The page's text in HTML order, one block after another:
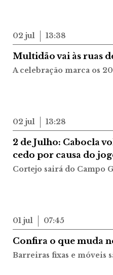
02 jul 13:38
Multidão vai às ruas
A celebração marca os
02 jul 13:28
2 de Julho: Cabocla
cedo por causa do
Cortejo sairá do Campo
01 jul 07:45
Confira o que muda
Barreiras fixas e móveis